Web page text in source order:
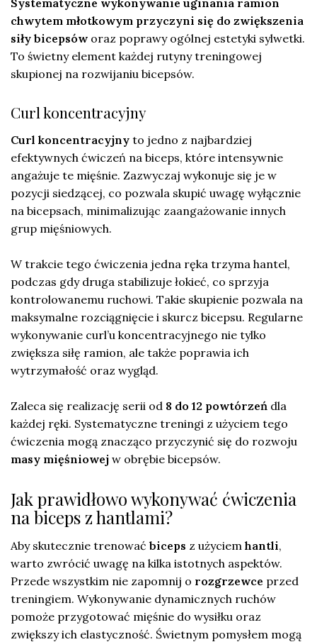
chwytem młotkowym przyczyni się do zwiększenia
siły bicepsów oraz poprawy ogólnej estetyki sylwetki.
To świetny element każdej rutyny treningowej
skupionej na rozwijaniu bicepsów.
Curl koncentracyjny
Curl koncentracyjny to jedno z najbardziej
efektywnych ćwiczeń na biceps, które intensywnie
angażuje te mięśnie. Zazwyczaj wykonuje się je w
pozycji siedzącej, co pozwala skupić uwagę wyłącznie
na bicepsach, minimalizując zaangażowanie innych
grup mięśniowych.
W trakcie tego ćwiczenia jedna ręka trzyma hantel,
podczas gdy druga stabilizuje łokieć, co sprzyja
kontrolowanemu ruchowi. Takie skupienie pozwala na
maksymalne rozciągnięcie i skurcz bicepsu. Regularne
wykonywanie curl’u koncentracyjnego nie tylko
zwiększa siłę ramion, ale także poprawia ich
wytrzymałość oraz wygląd.
Zaleca się realizację serii od 8 do 12 powtórzeń dla
każdej ręki. Systematyczne treningi z użyciem tego
ćwiczenia mogą znacząco przyczynić się do rozwoju
masy mięśniowej w obrębie bicepsów.
Jak prawidłowo wykonywać ćwiczenia
na biceps z hantlami?
Aby skutecznie trenować biceps z użyciem hantli,
warto zwrócić uwagę na kilka istotnych aspektów.
Przede wszystkim nie zapomnij o rozgrzewce przed
treningiem. Wykonywanie dynamicznych ruchów
pomoże przygotować mięśnie do wysiłku oraz
zwiększy ich elastyczność. Świetnym pomysłem mogą